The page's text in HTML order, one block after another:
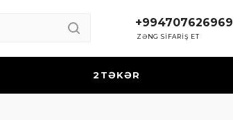
+994707626969
ZƏNG SİFARİŞ ET
2TƏKƏR